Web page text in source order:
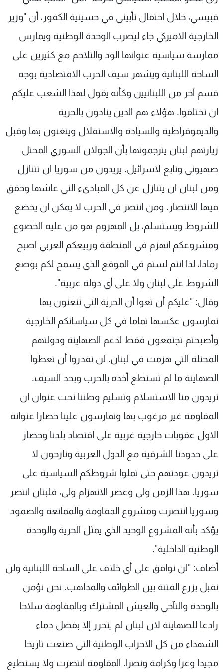
قبيسي، خلال احتفال تأبيني في حسينية الكفور، أن "وزير
الخارجية الاميركي جاء ليضرب الوحدة الوطنية ويمارس
ممارسة سياسية عنوانها الود والتلاحم مع كثيرين على
الساحة اللبنانية ويشهر سيف الحرب الاقتصادية بوجه
قسم آخر من اللبنانيين وكأنه يقول لهذا الشعب عليكم
ان تختلفوا. هؤلاء هم الذين ينادون بالحرية
والديموقراطية والسيادة والاستقلال ويتغنون بها وقبل
زيارتهم لبنان يترجمونها بأن الجولان السوري المحتل
صهيوني وتابع لاسرائيل. يريدون من سوريا ان تتنازل
ومن لبنان ان يتنازل عن كل المبادىء التي عاشها وحقق
فيها الانتصار. ومن انتصر في الحرب لا يمكن ان يخضع
للشروط ويستسلم، بل المهزوم هو من عليه الخضوع
ومشروعكم انهزم في المنطقة وربيعكم العربي اصبح
رمادا، لذا انتم لستم في الموقع الذي يسمح لكم بوضع
الشروط على لبنان ولا على أي دولة عربية".
وقال: "عليكم أن تعوا أن الحرية التي تتغنون بها
تمارسون عكسها تماما في كل سياساتكم الخارجية
وأصبحتم تجتمعون فقط لدعم الصهاينة ودولتهم
المحتلة التي هزمت في لبنان. لن تقدروا أن تعطوا
الصهاينة ما لم تستطع أخذه بالحرب وبحد السيف.
تريدون منا الاستسلام وتسليم وطننا تحت عنوان ان
المقاومة غير مرغوب بها وتمارسون علينا حصارا عنوانه
الاول عقوبات خارجية غربية على اقتصاد بلدنا وحصار
على حدودنا الشرقية مع الدول العربية ونازحون لا
تريدون عودتهم حتى تملوا شروطكم السياسية على
سوريا. هذا الزمن ولى وعصر الانهزام ولى، فلبنان انتصر
وسوريا انتصرت ومشروع المقاومة والممانعة والصمود
يؤكد بأنه المشروع الوحيد الذي يمثل الحرية والوحدة
الوطنية الداخلية".
أضاف: "لن نوافق على أي خلاف على الساحة اللبنانية ولن
نقبل بزرع الفتنة بين الطوائف والمذاهب. نحن نؤمن
بالوحدة والتآخي والعيش المشترك وبالمقاومة سلاحا
رادعا للصهاينة لان لبنان لم يتحرر إلا بفضل دماء
الشهداء من كل الاحزاب الوطنية التي صنعت تاريخا
مجيدا وعزا وكرامة ونصرا. المقاومة انتصرت ولا يستطيع
شاهد البرامج
الترددات
عن MTV
لاعلاناتكم
وظائف
شروط الإسـتخدام
سياسة الخصوصية